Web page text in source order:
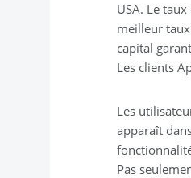
USA. Le
meilleur
capital
Les clients
Les
apparaît
Pas